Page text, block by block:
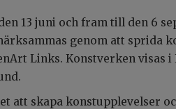
13 juni och fram till den 6
genom att sprida
Links. Konstverken visas
att skapa konstupplevelser